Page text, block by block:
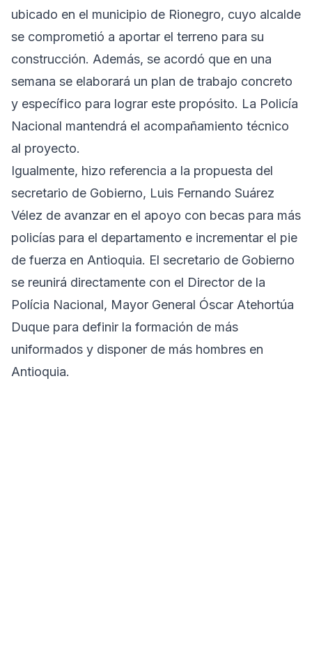
ubicado en el municipio de Rionegro, cuyo alcalde
se comprometió a aportar el terreno para su
construcción. Además, se acordó que en una
semana se elaborará un plan de trabajo concreto
y específico para lograr este propósito. La Policía
Nacional mantendrá el acompañamiento técnico
al proyecto.
Igualmente, hizo referencia a la propuesta del
secretario de Gobierno, Luis Fernando Suárez
Vélez de avanzar en el apoyo con becas para más
policías para el departamento e incrementar el pie
de fuerza en Antioquia. El secretario de Gobierno
se reunirá directamente con el Director de la
Polícia Nacional, Mayor General Óscar Atehortúa
Duque para definir la formación de más
uniformados y disponer de más hombres en
Antioquia.